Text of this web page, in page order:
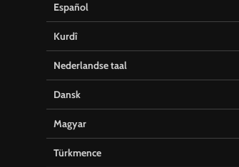
Español
Kurdî
Nederlandse taal
Dansk
Magyar
Türkmence